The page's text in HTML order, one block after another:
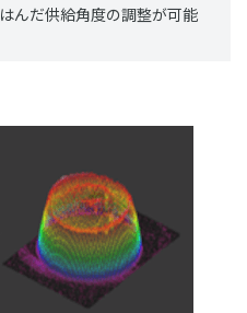
んだ供給角度の調整が可能